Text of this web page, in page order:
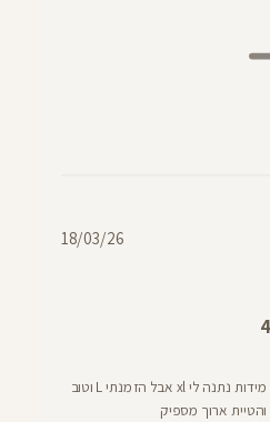
אני 1. 78 בדכ מידה 40-42 הטבלת מידות נתנה לי xl אבל הזמנתי L וטוב
ארוך מספיק
18/03/26